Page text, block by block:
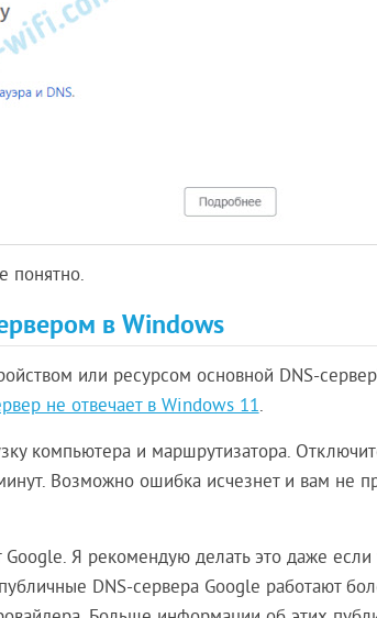
понятно.
в Windows
или ресурсом основной DNS-
не отвечает в Windows 11.
компьютера и маршрутизатора.
Возможно ошибка исчезнет и вам не
Я рекомендую делать это даже если
DNS-сервера Google работают